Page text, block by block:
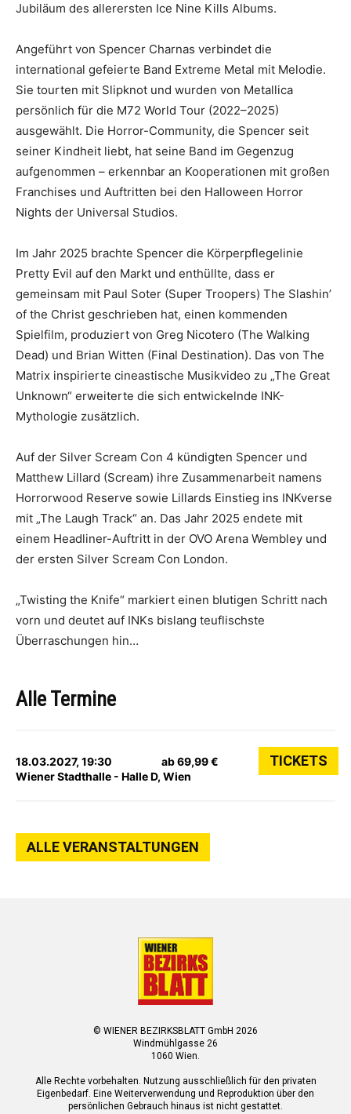
Jubiläum des allerersten Ice Nine Kills Albums.
Angeführt von Spencer Charnas verbindet die
international gefeierte Band Extreme Metal mit Melodie.
Sie tourten mit Slipknot und wurden von Metallica
persönlich für die M72 World Tour (2022–2025)
ausgewählt. Die Horror-Community, die Spencer seit
seiner Kindheit liebt, hat seine Band im Gegenzug
aufgenommen – erkennbar an Kooperationen mit großen
Franchises und Auftritten bei den Halloween Horror
Nights der Universal Studios.
Im Jahr 2025 brachte Spencer die Körperpflegelinie
Pretty Evil auf den Markt und enthüllte, dass er
gemeinsam mit Paul Soter (Super Troopers) The Slashin’
of the Christ geschrieben hat, einen kommenden
Spielfilm, produziert von Greg Nicotero (The Walking
Dead) und Brian Witten (Final Destination). Das von The
Matrix inspirierte cineastische Musikvideo zu „The Great
Unknown“ erweiterte die sich entwickelnde INK-
Mythologie zusätzlich.
Auf der Silver Scream Con 4 kündigten Spencer und
Matthew Lillard (Scream) ihre Zusammenarbeit namens
Horrorwood Reserve sowie Lillards Einstieg ins INKverse
mit „The Laugh Track“ an. Das Jahr 2025 endete mit
einem Headliner-Auftritt in der OVO Arena Wembley und
der ersten Silver Scream Con London.
„Twisting the Knife“ markiert einen blutigen Schritt nach
vorn und deutet auf INKs bislang teuflischste
Überraschungen hin…
Alle Termine
18.03.2027, 19:30
Wiener Stadthalle - Halle D, Wien
ab 69,99 € TICKETS
ALLE VERANSTALTUNGEN
© WIENER BEZIRKSBLATT GmbH 2026
Windmühlgasse 26
1060 Wien.
Alle Rechte vorbehalten. Nutzung ausschließlich für den privaten
Eigenbedarf. Eine Weiterverwendung und Reproduktion über den
persönlichen Gebrauch hinaus ist nicht gestattet.